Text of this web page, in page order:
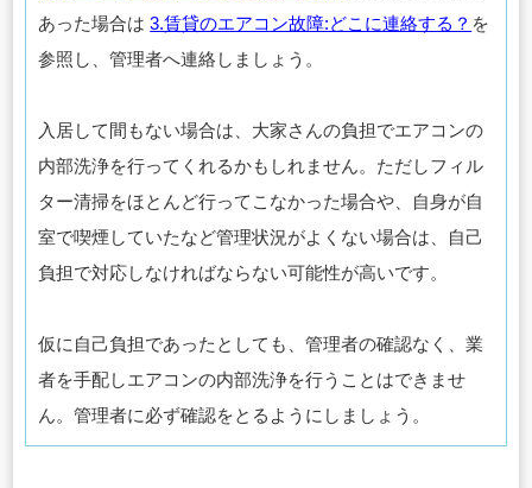
あった場合は3.賃貸のエアコン故障:どこに連絡する？ を
参照し、管理者へ連絡しましょう。
入居して間もない場合は、大家さんの負担でエアコンの
内部洗浄を行ってくれるかもしれません。ただしフィル
ター清掃をほとんど行ってこなかった場合や、自身が自
室で喫煙していたなど管理状況がよくない場合は、自己
負担で対応しなければならない可能性が高いです。
仮に自己負担であったとしても、管理者の確認なく、業
者を手配しエアコンの内部洗浄を行うことはできませ
ん。管理者に必ず確認をとるようにしましょう。